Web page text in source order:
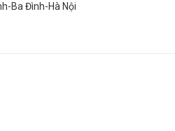
Ba Đình-Hà Nội